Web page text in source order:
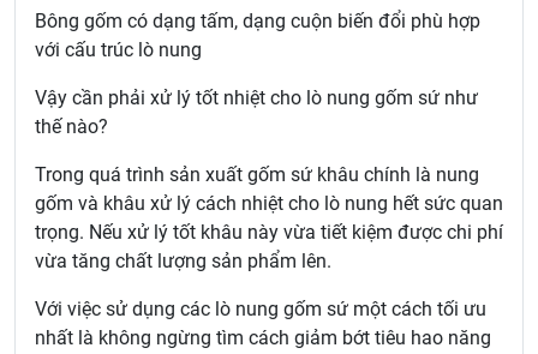
Bông gốm có dạng tấm, dạng cuộn biến đổi phù hợp
với cấu trúc lò nung
Vậy cần phải xử lý tốt nhiệt cho lò nung gốm sứ như
thế nào?
Trong quá trình sản xuất gốm sứ khâu chính là nung
gốm và khâu xử lý cách nhiệt cho lò nung hết sức quan
trọng. Nếu xử lý tốt khâu này vừa tiết kiệm được chi phí
vừa tăng chất lượng sản phẩm lên.
Với việc sử dụng các lò nung gốm sứ một cách tối ưu
nhất là không ngừng tìm cách giảm bớt tiêu hao năng